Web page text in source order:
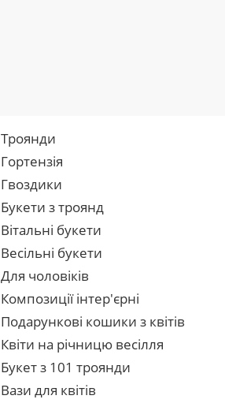
Троянди
Гортензія
Гвоздики
Букети з троянд
Вітальні букети
Весільні букети
Для чоловіків
Композиції інтер'єрні
Подарункові кошики з квітів
Квіти на річницю весілля
Букет з 101 троянди
Вази для квітів